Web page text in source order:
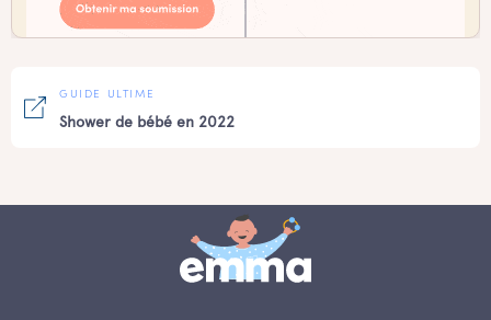
GUIDE ULTIME
Shower de bébé en 2022